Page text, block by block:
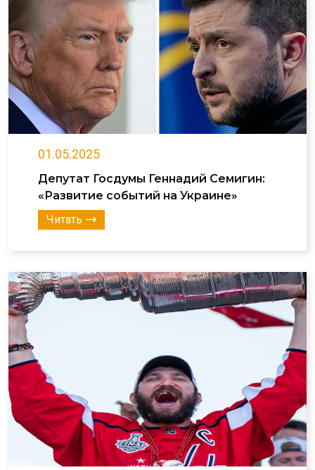
01.05.2025
Депутат Госдумы Геннадий Семигин:
«Развитие событий на Украине»
Читать